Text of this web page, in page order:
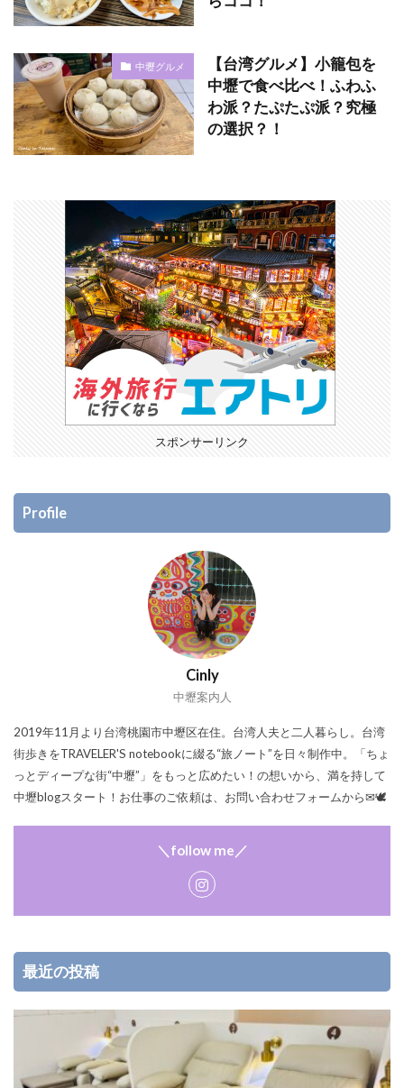
中壢グルメ
【台湾グルメ】小籠包を
中壢で食べ比べ！ふわふ
わ派？たぷたぷ派？究極
の選択？！
スポンサーリンク
Profile
Cinly
中壢案内人
2019年11月より台湾桃園市中壢区在住。台湾人夫と二人暮らし。台湾
街歩きをTRAVELER'S notebookに綴る“旅ノート”を日々制作中。「ちょ
っとディープな街“中壢”」をもっと広めたい！の想いから、満を持して
中壢blogスタート！お仕事のご依頼は、お問い合わせフォームから✉🕊
＼follow me／
最近の投稿